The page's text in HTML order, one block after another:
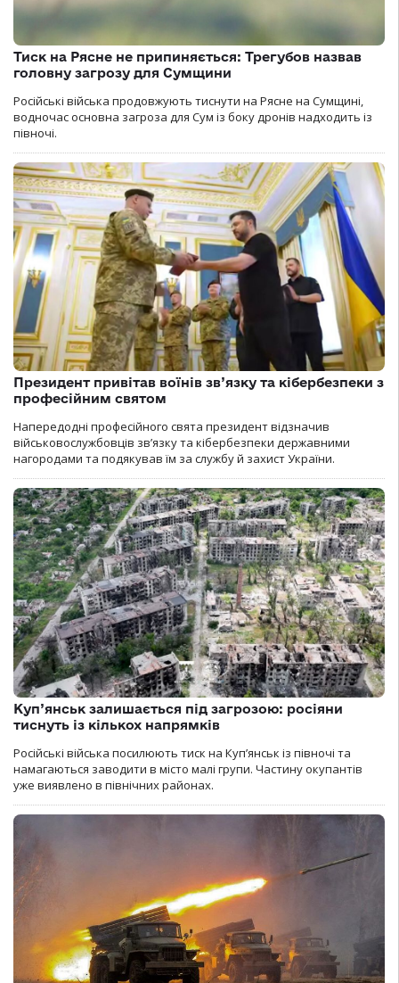
Тиск на Рясне не припиняється: Трегубов назвав
головну загрозу для Сумщини
Російські війська продовжують тиснути на Рясне на Сумщині,
водночас основна загроза для Сум із боку дронів надходить із
півночі.
Президент привітав воїнів зв’язку та кібербезпеки з
професійним святом
Напередодні професійного свята президент відзначив
військовослужбовців зв’язку та кібербезпеки державними
нагородами та подякував їм за службу й захист України.
Куп’янськ залишається під загрозою: росіяни
тиснуть із кількох напрямків
Російські війська посилюють тиск на Куп’янськ із півночі та
намагаються заводити в місто малі групи. Частину окупантів
уже виявлено в північних районах.